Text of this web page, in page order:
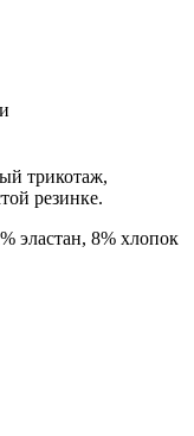
трикотаж,
резинке.
эластан, 8% хлопок